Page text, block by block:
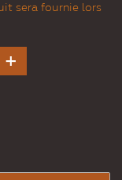
sera fournie lors